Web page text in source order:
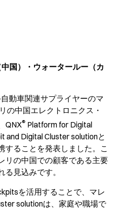
国）・ウォータールー（カ
動車関連サプライヤーのマ
の中国エレクトロニクス・
QNX® Platform for Digital
Digital Cluster solutionと
することを発表しました。こ
リの中国での顧客である主要
見込みです。
を活用することで、マレ
solutionは、家庭や職場で